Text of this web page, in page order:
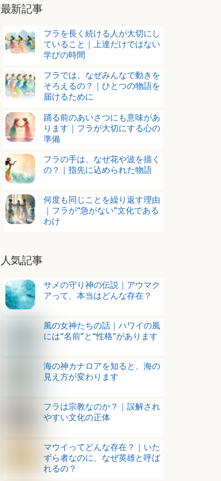
最新記事
フラを長く続ける人が大切にし
ていること｜上達だけではない
学びの時間
フラでは、なぜみんなで動きを
そろえるの？｜ひとつの物語を
届けるために
踊る前のあいさつにも意味があ
ります｜フラが大切にする心の
準備
フラの手は、なぜ花や波を描く
の？｜指先に込められた物語
何度も同じことを繰り返す理由
｜フラが“急がない”文化である
わけ
人気記事
サメの守り神の伝説｜アウマク
アって、本当はどんな存在？
風の女神たちの話｜ハワイの風
には“名前”と“性格”があります
海の神カナロアを知ると、海の
見え方が変わります
フラは宗教なのか？｜誤解され
やすい文化の正体
マウイってどんな存在？｜いた
ずら者なのに、なぜ英雄と呼ば
れるの？